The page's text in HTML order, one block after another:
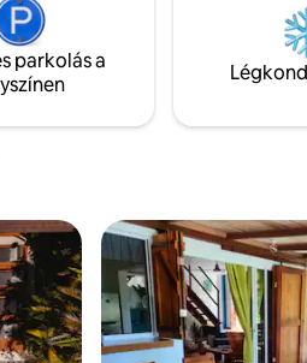
KÉT
és
megjelenését keltik. A
The Green House
Rica növény- és
megismerésére.
parkolás a